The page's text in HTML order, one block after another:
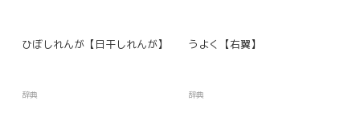
ひぼしれんが【日干しれんが】
辞典
うよく【右翼】
辞典